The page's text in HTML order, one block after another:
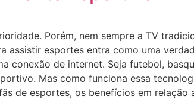
Porém, nem sempre a TV
assistir esportes entra como uma
conexão de internet. Seja futebol,
Mas como funciona essa
de esportes, os benefícios em relação